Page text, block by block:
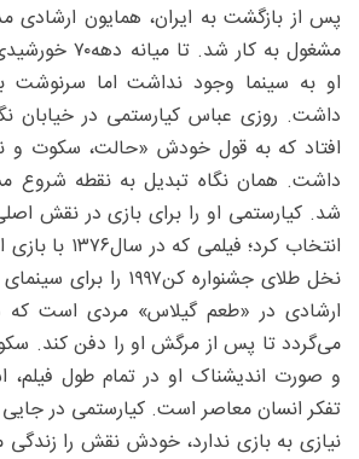
پس از بازگشت به ایران، همایون ارشادی
مشغول به کار شد.
او به سینما وجود نداشت اما سرنوشت
داشت. روزی عباس کیارستمی در خیابان
افتاد که به قول خودش «حالت، سکوت و
داشت. همان نگاه تبدیل به نقطه شروع
شد. کیارستمی او را برای بازی در نقش
انتخاب کرد؛
نخل طلای جشنواره
ارشادی در «طعم گیلاس» مردی است
می‌گردد تا پس از مرگش او را دفن کند.
و صورت اندیشناک او در تمام طول فیلم،
تفکر انسان معاصر است. کیارستمی در
نیازی به بازی ندارد، خودش نقش را